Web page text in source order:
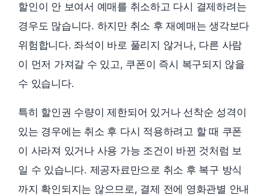
할인이 안 보여서 예매를 취소하고 다시 결제하려는
경우도 많습니다. 하지만 취소 후 재예매는 생각보다
위험합니다. 좌석이 바로 풀리지 않거나, 다른 사람
이 먼저 가져갈 수 있고, 쿠폰이 즉시 복구되지 않을
수 있습니다.
특히 할인권 수량이 제한되어 있거나 선착순 성격이
있는 경우에는 취소 후 다시 적용하려고 할 때 쿠폰
이 사라져 있거나 사용 가능 조건이 바뀐 것처럼 보
일 수 있습니다. 제공자료만으로 취소 후 복구 방식
까지 확인되지는 않으므로, 결제 전에 영화관별 안내